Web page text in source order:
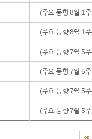
(주요 동향 8월 1
(주요 동향 8월 1
(주요 동향 7월 5
(주요 동향 7월 5
(주요 동향 7월 5
(주요 동향 7월 5